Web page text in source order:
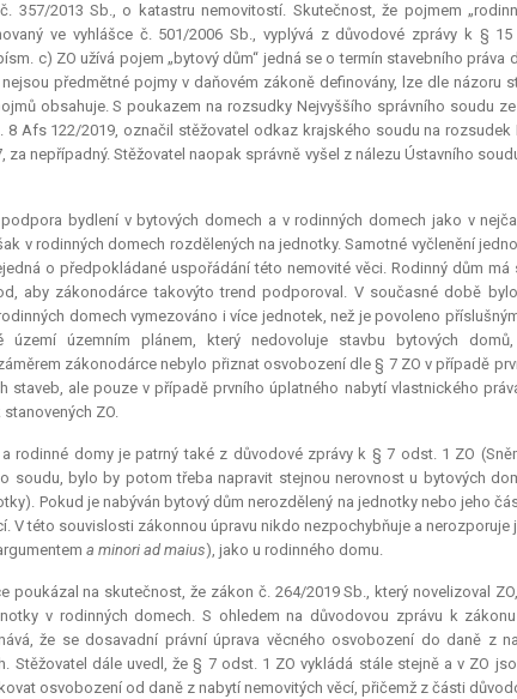
357/2013 Sb., o katastru nemovitostí. Skutečnost, že pojmem
ve vyhlášce č. 501/2006 Sb., vyplývá z důvodové zprávy k §
c) ZO užívá pojem „bytový dům“ jedná se o termín stavebního práva
předmětné pojmy v daňovém zákoně definovány, lze dle názoru
obsahuje. S poukazem na rozsudky Nejvyššího správního soudu
8 Afs 122/2019, označil stěžovatel odkaz krajského soudu na rozsudek
nepřípadný. Stěžovatel naopak správně vyšel z nálezu Ústavního
bydlení v bytových domech a v rodinných domech jako v
v rodinných domech rozdělených na jednotky. Samotné vyčlenění
o předpokládané uspořádání této nemovité věci. Rodinný dům má
aby zákonodárce takovýto trend podporoval. V současné době
domech vymezováno i více jednotek, než je povoleno
území územním plánem, který nedovoluje stavbu bytových
zákonodárce nebylo přiznat osvobození dle § 7 ZO v případě
staveb, ale pouze v případě prvního úplatného nabytí vlastnického
ZO.
rodinné domy je patrný také z důvodové zprávy k § 7 odst. 1 ZO
soudu, bylo by potom třeba napravit stejnou nerovnost u bytových
Pokud je nabýván bytový dům nerozdělený na jednotky nebo jeho
V této souvislosti zákonnou úpravu nikdo nezpochybňuje a nerozporuje
a minori ad maius), jako u rodinného domu.
poukázal na skutečnost, že zákon č. 264/2019 Sb., který novelizoval
v rodinných domech. S ohledem na důvodovou zprávu k
že se dosavadní právní úprava věcného osvobození do daně z
Stěžovatel dále uvedl, že § 7 odst. 1 ZO vykládá stále stejně a v ZO
osvobození od daně z nabytí nemovitých věcí, přičemž z části